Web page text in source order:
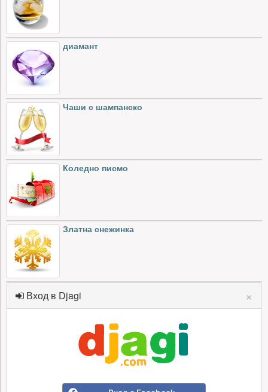
диамант
Чаши с шампанско
Коледно писмо
Златна снежинка
Вход в Djagi ×